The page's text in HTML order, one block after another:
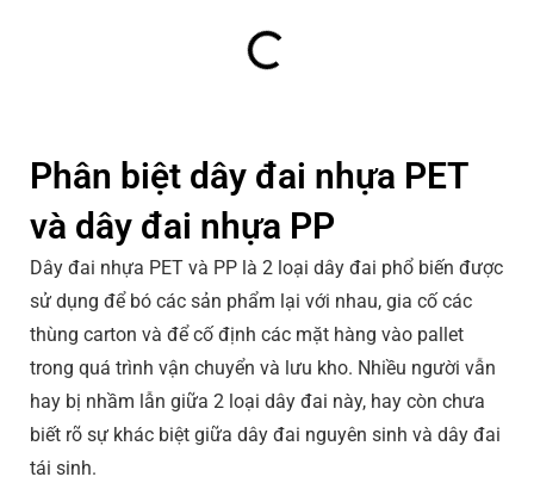
Phân biệt dây đai nhựa PET
và dây đai nhựa PP
Dây đai nhựa PET và PP là 2 loại dây đai phổ biến được
sử dụng để bó các sản phẩm lại với nhau, gia cố các
thùng carton và để cố định các mặt hàng vào pallet
trong quá trình vận chuyển và lưu kho. Nhiều người vẫn
hay bị nhầm lẫn giữa 2 loại dây đai này, hay còn chưa
biết rõ sự khác biệt giữa dây đai nguyên sinh và dây đai
tái sinh.